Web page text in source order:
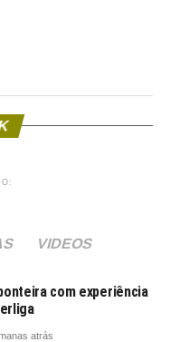
VIDEOS
com experiência
atrás